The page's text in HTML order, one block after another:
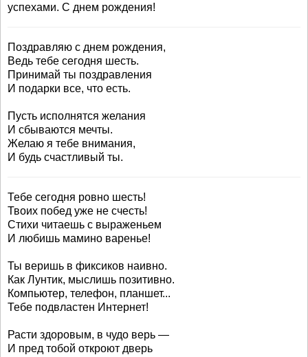
успехами. С днем рождения!
Поздравляю с днем рождения,
Ведь тебе сегодня шесть.
Принимай ты поздравления
И подарки все, что есть.
Пусть исполнятся желания
И сбываются мечты.
Желаю я тебе внимания,
И будь счастливый ты.
Тебе сегодня ровно шесть!
Твоих побед уже не счесть!
Стихи читаешь с выраженьем
И любишь мамино варенье!
Ты веришь в фиксиков наивно.
Как Лунтик, мыслишь позитивно.
Компьютер, телефон, планшет...
Тебе подвластен Интернет!
Расти здоровым, в чудо верь —
И пред тобой откроют дверь